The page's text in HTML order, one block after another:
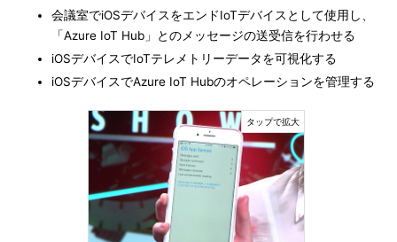
会議室でiOSデバイスをエンドIoTデバイスとして使用し、
「Azure IoT Hub」とのメッセージの送受信を行わせる
iOSデバイスでIoTテレメトリーデータを可視化する
iOSデバイスでAzure IoT Hubのオペレーションを管理する